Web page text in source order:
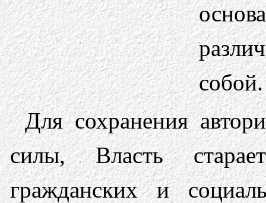
собой.
Для сохранения
силы, Власть
гражданских и